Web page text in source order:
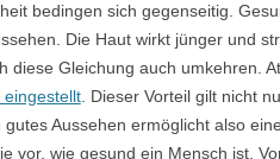
bedingen sich gegenseitig.
Die Haut wirkt jünger und
diese Gleichung auch umkehren.
eingestellt. Dieser Vorteil gilt nicht
Aussehen ermöglicht also
vor, wie gesund ein Mensch ist.